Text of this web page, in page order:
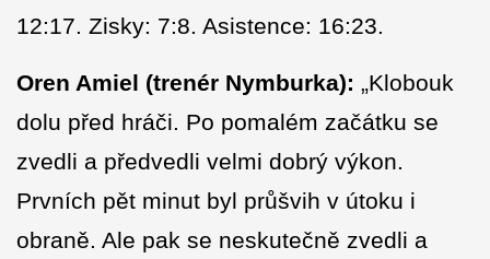
12:17. Zisky: 7:8. Asistence: 16:23.
Oren Amiel (trenér Nymburka): „Klobouk
dolu před hráči. Po pomalém začátku se
zvedli a předvedli velmi dobrý výkon.
Prvních pět minut byl průšvih v útoku i
obraně. Ale pak se neskutečně zvedli a